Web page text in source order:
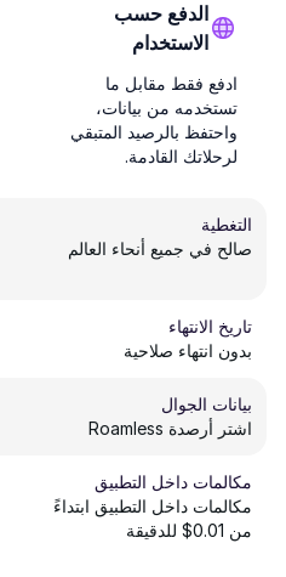
الدفع حسب
الاستخدام
ادفع فقط مقابل ما
تستخدمه من بيانات،
واحتفظ بالرصيد المتبقي
لرحلاتك القادمة.
التغطية
صالح في جميع أنحاء العالم
تاريخ الانتهاء
بدون انتهاء صلاحية
بيانات الجوال
اشتر أرصدة Roamless
مكالمات داخل التطبيق
مكالمات داخل التطبيق ابتداءً
من 0.01$ للدقيقة